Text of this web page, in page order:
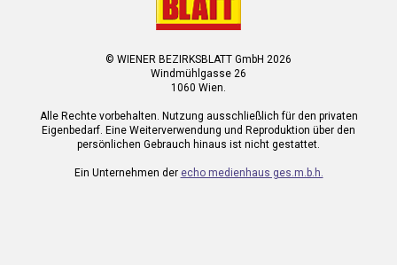
© WIENER BEZIRKSBLATT GmbH 2026
Windmühlgasse 26
1060 Wien.
Alle Rechte vorbehalten. Nutzung ausschließlich für den privaten
Eigenbedarf. Eine Weiterverwendung und Reproduktion über den
persönlichen Gebrauch hinaus ist nicht gestattet.
Ein Unternehmen der echo medienhaus ges.m.b.h.